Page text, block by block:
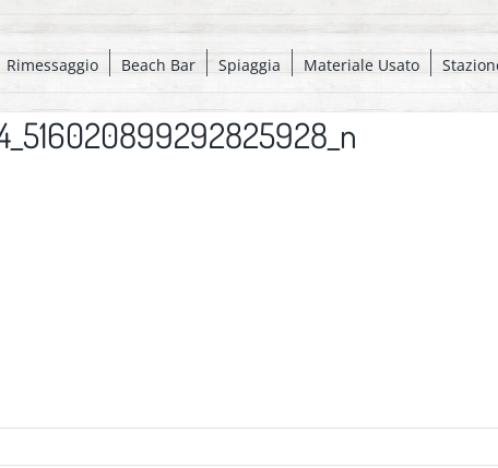
Rimessaggio Beach Bar Spiaggia Materiale Usato